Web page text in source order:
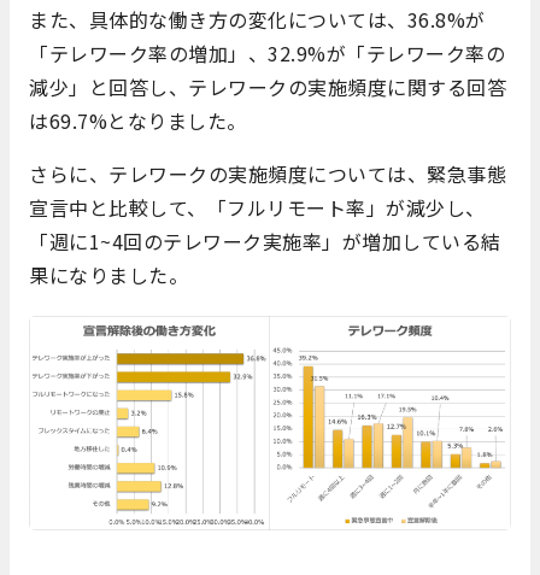
また、具体的な働き方の変化については、36.8%が
「テレワーク率の増加」、32.9%が「テレワーク率の
減少」と回答し、テレワークの実施頻度に関する回答
は69.7%となりました。
さらに、テレワークの実施頻度については、緊急事態
宣言中と比較して、「フルリモート率」が減少し、
「週に1~4回のテレワーク実施率」が増加している結
果になりました。